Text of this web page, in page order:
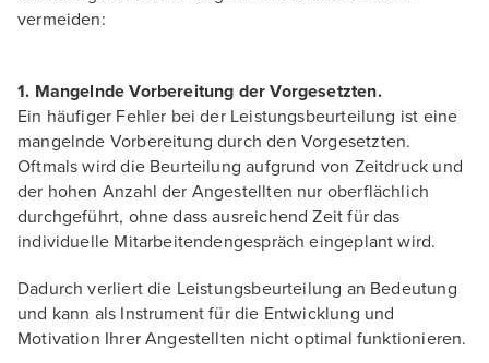
vermeiden:
1. Mangelnde Vorbereitung der Vorgesetzten.
Ein häufiger Fehler bei der Leistungsbeurteilung ist eine
mangelnde Vorbereitung durch den Vorgesetzten.
Oftmals wird die Beurteilung aufgrund von Zeitdruck und
der hohen Anzahl der Angestellten nur oberflächlich
durchgeführt, ohne dass ausreichend Zeit für das
individuelle Mitarbeitendengespräch eingeplant wird.
Dadurch verliert die Leistungsbeurteilung an Bedeutung
und kann als Instrument für die Entwicklung und
Motivation Ihrer Angestellten nicht optimal funktionieren.